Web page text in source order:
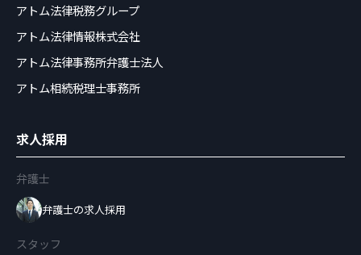
アトム法律税務グループ
アトム法律情報株式会社
アトム法律事務所弁護士法人
アトム相続税理士事務所
求人採用
弁護士
弁護士の求人採用
スタッフ